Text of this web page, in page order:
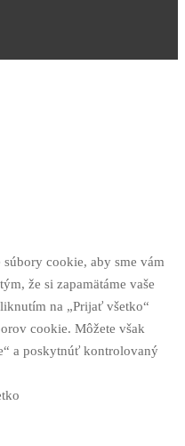
cookie, aby sme vám
že si zapamätáme vaše
na „Prijať všetko“
cookie. Môžete však
a poskytnúť kontrolovaný